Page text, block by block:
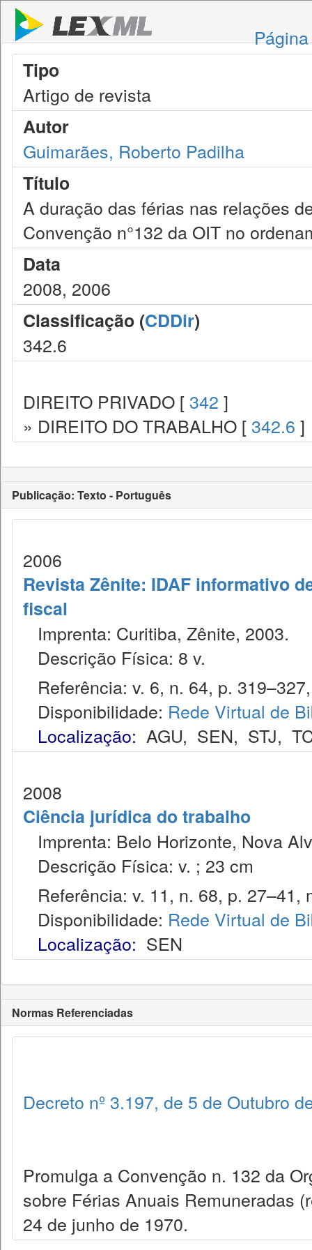
Tipo
Artigo de revista
Autor
Guimarães, Roberto Padilha
Título
A duração das férias nas relações
Convenção n°132 da OIT no
Data
2008, 2006
Classificação (CDDir)
342.6
DIREITO PRIVADO [ 342 ]
» DIREITO DO TRABALHO [ 342.6 ]
Publicação: Texto - Português
2006
Revista Zênite: IDAF informativo
fiscal
Imprenta: Curitiba, Zênite, 2003.
Descrição Física: 8 v.
Referência: v. 6, n. 64, p.
Disponibilidade: Rede Virtual de
Localização: AGU, SEN, STJ,
2008
Ciência jurídica do trabalho
Imprenta: Belo Horizonte, Nova
Descrição Física: v. ; 23 cm
Referência: v. 11, n. 68, p. 27–41,
Disponibilidade: Rede Virtual de
Localização: SEN
Normas Referenciadas
Decreto nº 3.197, de 5 de Outubro
Promulga a Convenção n. 132 da
sobre Férias Anuais Remuneradas
24 de junho de 1970.